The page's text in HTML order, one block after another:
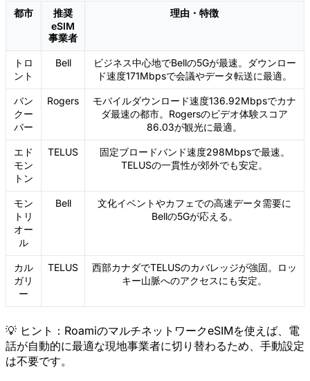
都市
推奨
eSIM
事業者
理由・特徴
トロ
ント
Bell
ビジネス中心地でBellの5Gが最速。ダウンロー
ド速度171Mbpsで会議やデータ転送に最適。
バン
クー
バー
Rogers
モバイルダウンロード速度136.92Mbpsでカナ
ダ最速の都市。Rogersのビデオ体験スコア
86.03が観光に最適。
エド
モン
トン
TELUS
固定ブロードバンド速度298Mbpsで最速。
TELUSの一貫性が郊外でも安定。
モン
トリ
オー
ル
Bell
文化イベントやカフェでの高速データ需要に
Bellの5Gが応える。
カル
ガリ
ー
TELUS
西部カナダでTELUSのカバレッジが強固。ロッ
キー山脈へのアクセスにも安定。
💡 ヒント：RoamiのマルチネットワークeSIMを使えば、電
話が自動的に最適な現地事業者に切り替わるため、手動設定
は不要です。